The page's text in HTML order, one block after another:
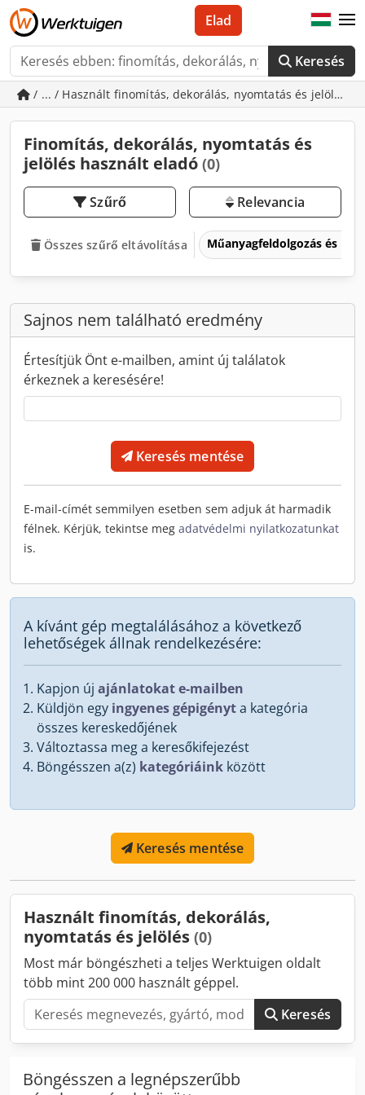
Keresés
Elad
/ ... / Használt finomítás, dekorálás, nyomtatás és jelölés
Finomítás, dekorálás, nyomtatás és
jelölés használt eladó (0)
Szűrő Relevancia
Összes szűrő eltávolítása Műanyagfeldolgozás és
Sajnos nem található eredmény
Értesítjük Önt e-mailben, amint új találatok
érkeznek a keresésére!
Keresés mentése
E-mail-címét semmilyen esetben sem adjuk át harmadik
félnek. Kérjük, tekintse meg adatvédelmi nyilatkozatunkat
is.
A kívánt gép megtalálásához a következő
lehetőségek állnak rendelkezésére:
Kapjon új ajánlatokat e-mailben
Küldjön egy ingyenes gépigényta kategória
összes kereskedőjének
Változtassa meg a keresőkifejezést
Böngésszen a(z) kategóriáink között
Keresés mentése
Használt finomítás, dekorálás,
nyomtatás és jelölés (0)
Most már böngészheti a teljes Werktuigen oldalt
több mint 200 000 használt géppel.
Keresés
Böngésszen a legnépszerűbb